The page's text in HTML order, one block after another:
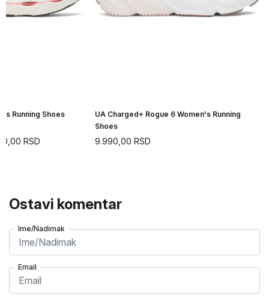
Running Shoes
RSD
UA Charged+ Rogue 6 Women's Running
Shoes
9.990,00 RSD
Ostavi komentar
Ime/Nadimak
Email